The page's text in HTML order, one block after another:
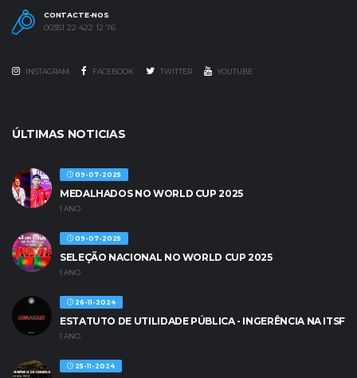
CONTACTE-NOS
00351 22 422 12 76
INSTAGRAM FACEBOOK TWITTER YOUTUBE
ÚLTIMAS NOTICIAS
09-07-2025
MEDALHADOS NO WORLD CUP 2025
1 ANO
09-07-2025
SELEÇÃO NACIONAL NO WORLD CUP 2025
1 ANO
26-11-2024
ESTATUTO DE UTILIDADE PÚBLICA - INGERÊNCIA NA ITSF
1 ANO
25-11-2024